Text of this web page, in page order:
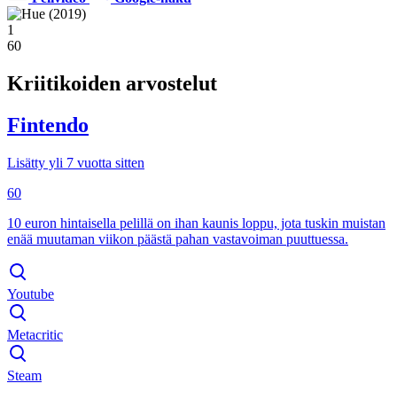
1
60
Kriitikoiden arvostelut
Fintendo
Lisätty yli 7 vuotta sitten
60
10 euron hintaisella pelillä on ihan kaunis loppu, jota tuskin muistan
enää muutaman viikon päästä pahan vastavoiman puuttuessa.
Youtube
Metacritic
Steam